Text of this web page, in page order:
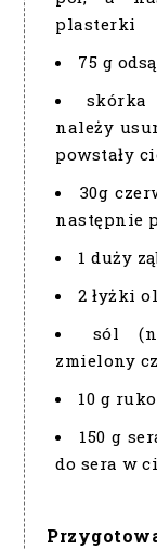
plasterki
75 g
należy
powstały
30g
następnie
1 duży
2 łyżki
sól
zmielony
10 g
150 g
do sera w